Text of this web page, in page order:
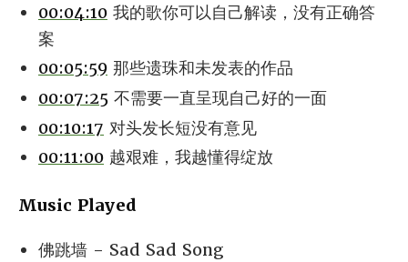
00:04:10 我的歌你可以自己解读，没有正确答
案
00:05:59 那些遗珠和未发表的作品
00:07:25 不需要一直呈现自己好的一面
00:10:17 对头发长短没有意见
00:11:00 越艰难，我越懂得绽放
Music Played
佛跳墙 - Sad Sad Song